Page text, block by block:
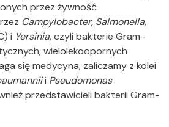
przez żywność
Campylobacter, Salmonella,
i Yersinia,czyli bakterie Gram-
wielolekoopornych
się medycyna, zaliczamy z kolei
i Pseudomonas
przedstawicieli bakterii Gram-